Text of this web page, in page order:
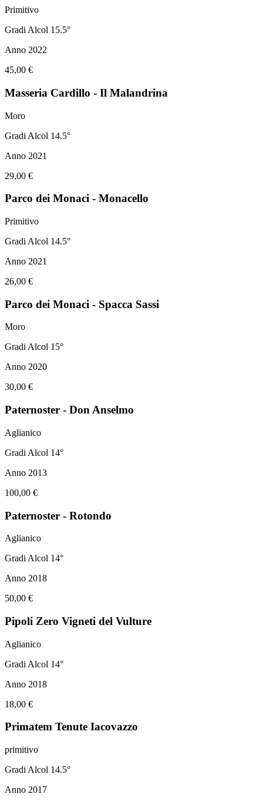
Primitivo
Gradi Alcol 15.5°
Anno 2022
45,00 €
Masseria Cardillo - Il Malandrina
Moro
Gradi Alcol 14.5°
Anno 2021
29,00 €
Parco dei Monaci - Monacello
Primitivo
Gradi Alcol 14.5°
Anno 2021
26,00 €
Parco dei Monaci - Spacca Sassi
Moro
Gradi Alcol 15°
Anno 2020
30,00 €
Paternoster - Don Anselmo
Aglianico
Gradi Alcol 14°
Anno 2013
100,00 €
Paternoster - Rotondo
Aglianico
Gradi Alcol 14°
Anno 2018
50,00 €
Pipoli Zero Vigneti del Vulture
Aglianico
Gradi Alcol 14°
Anno 2018
18,00 €
Primatem Tenute Iacovazzo
primitivo
Gradi Alcol 14.5°
Anno 2017